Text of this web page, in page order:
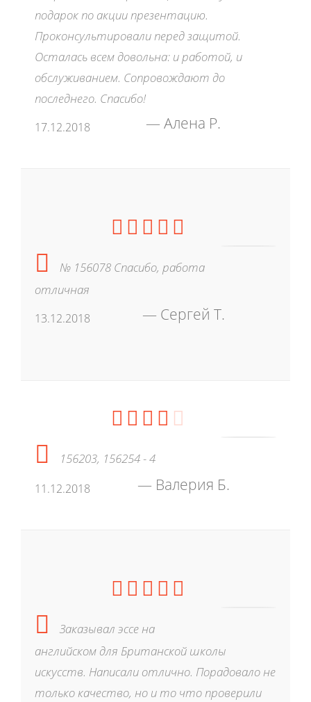
подарок по акции презентацию.
Проконсультировали перед защитой.
Осталась всем довольна: и работой, и
обслуживанием. Сопровождают до
последнего. Спасибо!
17.12.2018 Алена Р.
№ 156078 Спасибо, работа
отличная
13.12.2018 Сергей Т.
156203, 156254 - 4
11.12.2018 Валерия Б.
Заказывал эссе на
английском для Британской школы
искусств. Написали отлично. Порадовало не
только качество, но и то что проверили